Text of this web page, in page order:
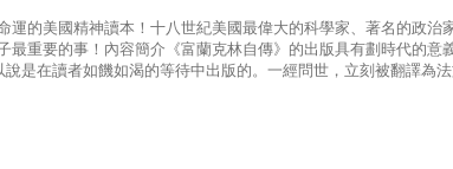
運的美國精神讀本！十八世紀美國最偉大的科學家、著名的政治
重要的事！內容簡介《富蘭克林自傳》的出版具有劃時代的意
是在讀者如饑如渴的等待中出版的。一經問世，立刻被翻譯為法
很大的口號；第三，這部書在美國文學史上有舉足輕重的影響
詩和世界上最優秀的自傳之一。